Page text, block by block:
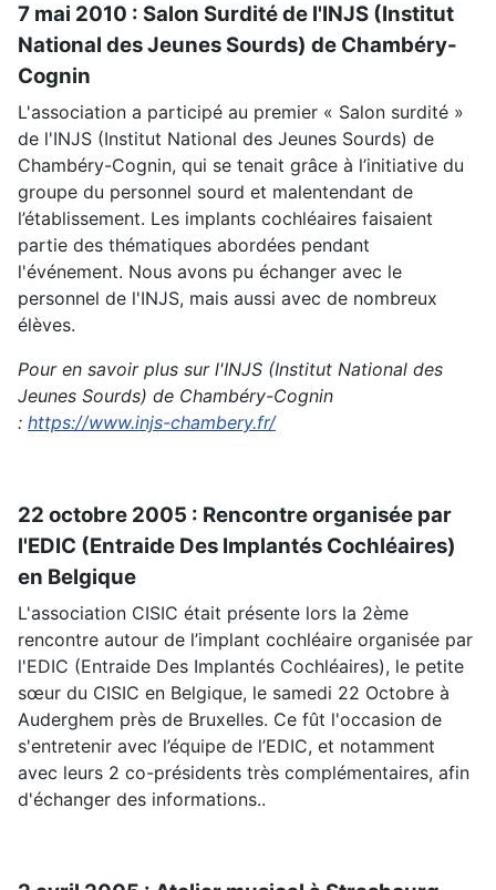
7 mai 2010 : Salon Surdité de l'INJS (Institut
National des Jeunes Sourds) de Chambéry-
Cognin
L'association a participé au premier « Salon surdité »
de l'INJS (Institut National des Jeunes Sourds) de
Chambéry-Cognin, qui se tenait grâce à l’initiative du
groupe du personnel sourd et malentendant de
l’établissement. Les implants cochléaires faisaient
partie des thématiques abordées pendant
l'événement. Nous avons pu échanger avec le
personnel de l'INJS, mais aussi avec de nombreux
élèves.
Pour en savoir plus sur l'INJS (Institut National des
Jeunes Sourds) de Chambéry-Cognin
: https://www.injs-chambery.fr/
22 octobre 2005 : Rencontre organisée par
l'EDIC (Entraide Des Implantés Cochléaires)
en Belgique
L'association CISIC était présente lors la 2ème
rencontre autour de l’implant cochléaire organisée par
l'EDIC (Entraide Des Implantés Cochléaires), le petite
sœur du CISIC en Belgique, le samedi 22 Octobre à
Auderghem près de Bruxelles. Ce fût l'occasion de
s'entretenir avec l’équipe de l’EDIC, et notamment
avec leurs 2 co-présidents très complémentaires, afin
d'échanger des informations..